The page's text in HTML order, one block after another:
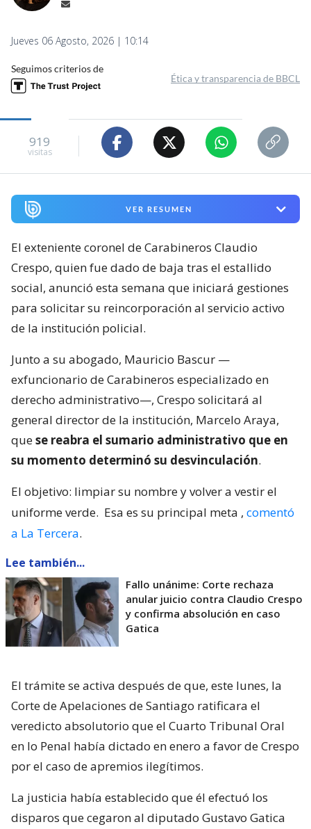
Jueves 06 Agosto, 2026 | 10:14
Seguimos criterios de
Ética y transparencia de BBCL
919
visitas
VER RESUMEN
El exteniente coronel de Carabineros Claudio
Crespo, quien fue dado de baja tras el estallido
social, anunció esta semana que iniciará gestiones
para solicitar su reincorporación al servicio activo
de la institución policial.
Junto a su abogado, Mauricio Bascur —
exfuncionario de Carabineros especializado en
derecho administrativo—, Crespo solicitará al
general director de la institución, Marcelo Araya,
quese reabra el sumario administrativo que en
su momento determinó su desvinculación.
El objetivo: limpiar su nombre y volver a vestir el
uniforme verde. Esa es su principal meta , comentó
a La Tercera.
Lee también...
Fallo unánime: Corte rechaza
anular juicio contra Claudio Crespo
y confirma absolución en caso
Gatica
El trámite se activa después de que, este lunes, la
Corte de Apelaciones de Santiago ratificara el
veredicto absolutorio que el Cuarto Tribunal Oral
en lo Penal había dictado en enero a favor de Crespo
por el caso de apremios ilegítimos.
La justicia había establecido que él efectuó los
disparos que cegaron al diputado Gustavo Gatica